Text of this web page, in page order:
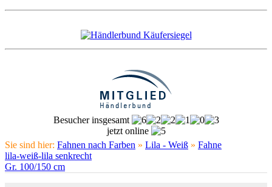
Besucher insgesamt
jetzt online
Sie sind hier: Fahnen nach Farben » Lila - Weiß » Fahne
lila-weiß-lila senkrecht
Gr. 100/150 cm